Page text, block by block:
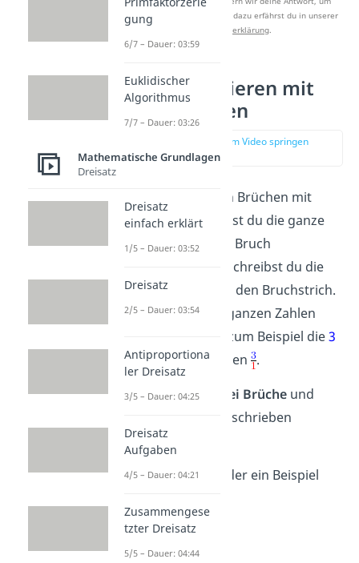
Studyflix zu verbessern. Mehr dazu erfährst du in unserer
Datenschutzerklärung.
Brüche dividieren mit
ganzen Zahlen
zur Stelle im Video springen
(02:09)
Beim Dividieren von Brüchen mit
ganzen Zahlenmusst du die ganze
Zahl zuerst in einen Bruch
. Dazu schreibst du die
Zahl alsZähler
über den Bruchstrich.
DerNennerist bei ganzen Zahlen
. So ist zum Beispiel die3
als Bruch geschrieben .
Danach hast du
zwei Brücheund
kannst wie oben beschrieben
vorgehen.
Schau dir dazu wieder ein Beispiel
gung
6/7 – Dauer: 03:59
Euklidischer
Algorithmus
7/7 – Dauer: 03:26
Mathematische Grundlagen
Dreisatz
Dreisatz
einfach erklärt
1/5 – Dauer: 03:52
Dreisatz
2/5 – Dauer: 03:54
Antiproportiona
ler Dreisatz
3/5 – Dauer: 04:25
Dreisatz
Aufgaben
4/5 – Dauer: 04:21
Zusammengese
tzter Dreisatz
5/5 – Dauer: 04:44